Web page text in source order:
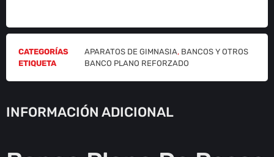
CATEGORÍAS APARATOS DE GIMNASIA, BANCOS Y OTROS
ETIQUETA
BANCO PLANO REFORZADO
INFORMACIÓN ADICIONAL